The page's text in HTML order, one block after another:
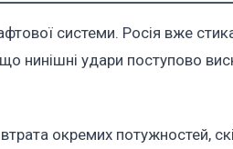
системи. Росія вже
нинішні удари поступово
окремих потужностей,